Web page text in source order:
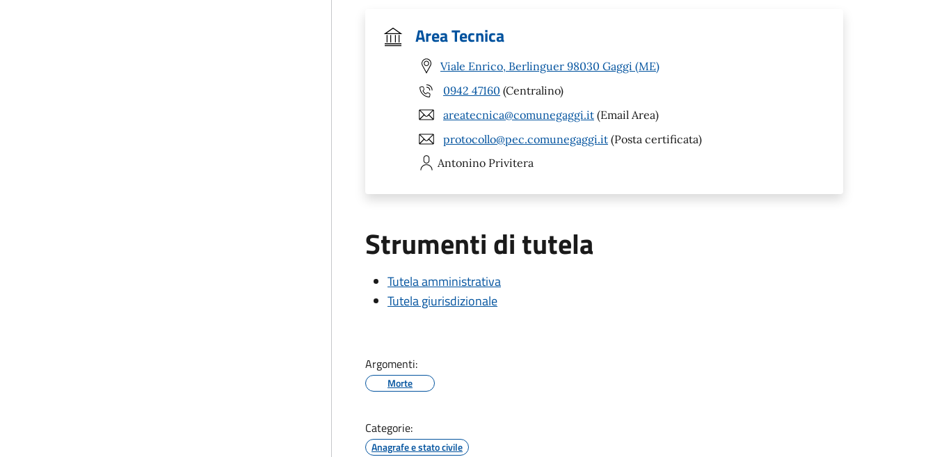
Area Tecnica
Viale Enrico, Berlinguer 98030 Gaggi (ME)
0942 47160 (Centralino)
areatecnica@comunegaggi.it (Email Area)
protocollo@pec.comunegaggi.it (Posta certificata)
Antonino Privitera
Strumenti di tutela
Tutela amministrativa
Tutela giurisdizionale
Argomenti:
Morte
Categorie:
Anagrafe e stato civile